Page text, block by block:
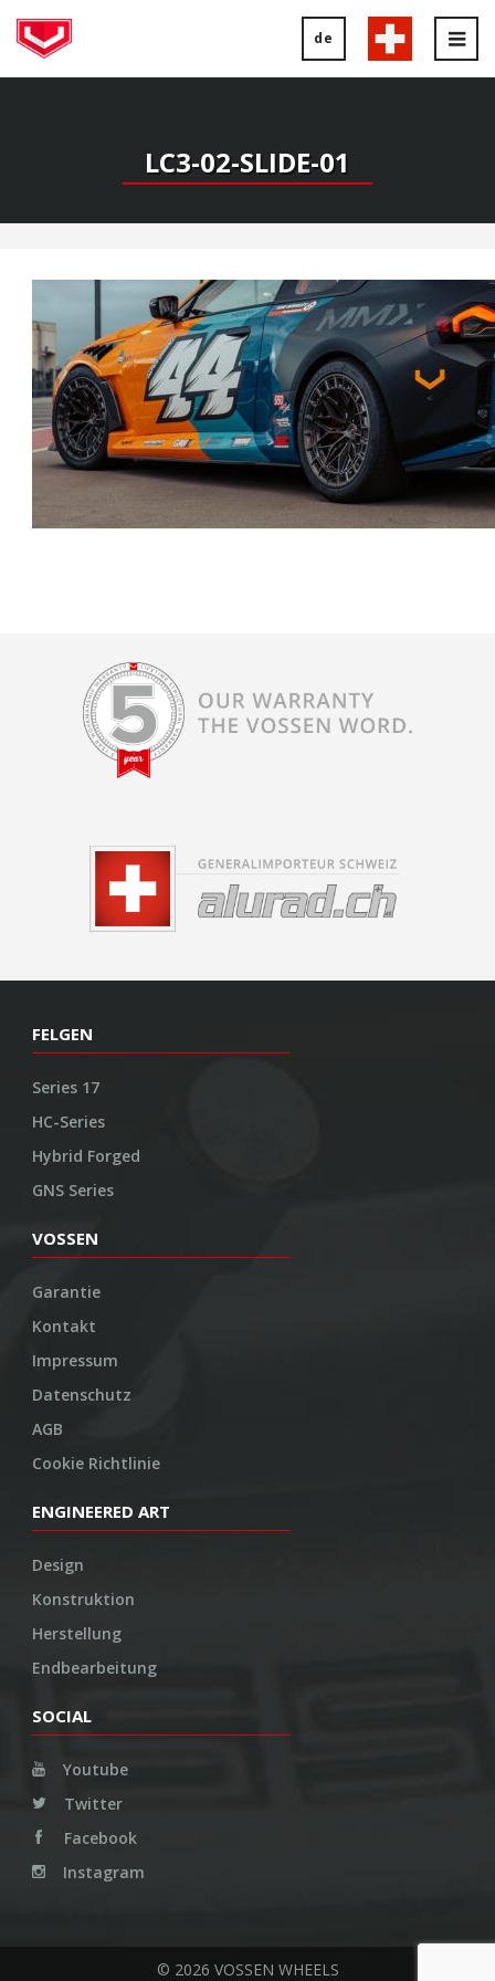
de
LC3-02-SLIDE-01
FELGEN
Series 17
HC-Series
Hybrid Forged
GNS Series
VOSSEN
Garantie
Kontakt
Impressum
Datenschutz
AGB
Cookie Richtlinie
ENGINEERED ART
Design
Konstruktion
Herstellung
Endbearbeitung
SOCIAL
Youtube
Twitter
Facebook
Instagram
© 2026 VOSSEN WHEELS